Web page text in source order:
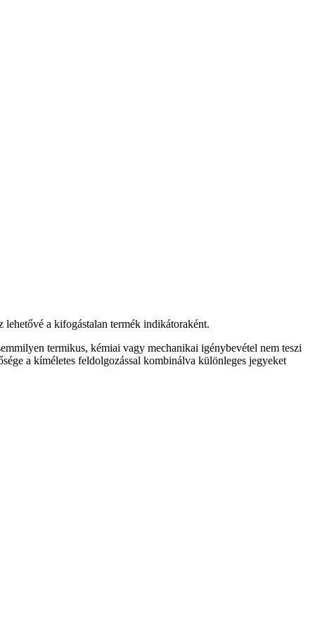
lehetővé a kifogástalan termék indikátoraként.
termikus, kémiai vagy mechanikai igénybevétel nem teszi
a kíméletes feldolgozással kombinálva különleges jegyeket